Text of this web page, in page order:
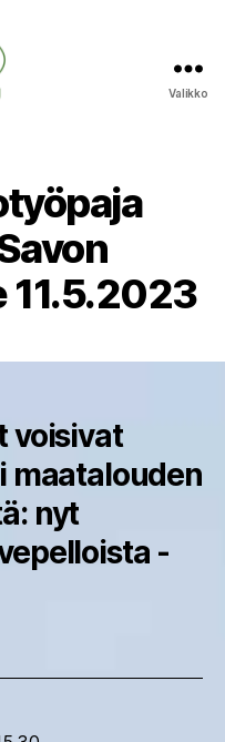
Valikko
11.5.2023
voisivat
maatalouden
nyt
-